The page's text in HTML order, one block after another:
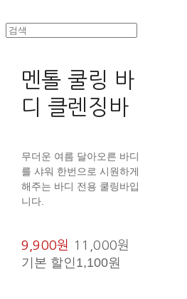
멘톨 쿨링 바
디 클렌징바
무더운 여름 달아오른 바디
를 샤워 한번으로 시원하게
해주는 바디 전용 쿨링바입
니다.
9,900원 11,000원
기본 할인 1,100원